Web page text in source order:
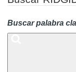
Buscar palabra